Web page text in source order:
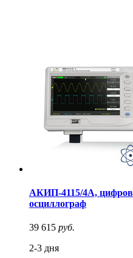
АКИП-4115/4А,
осциллограф
39 615 руб.
2-3 дня